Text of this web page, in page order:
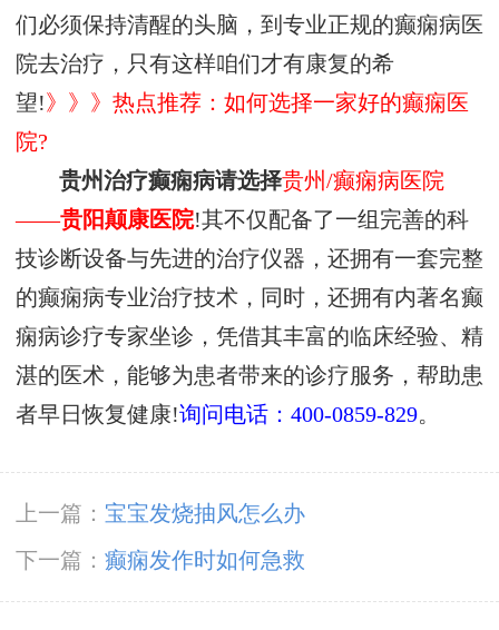
们必须保持清醒的头脑，到专业正规的癫痫病医
院去治疗，只有这样咱们才有康复的希
望!》》》热点推荐：如何选择一家好的癫痫医
院?
贵州治疗癫痫病请选择贵州/癫痫病医院
——贵阳颠康医院!其不仅配备了一组完善的科
技诊断设备与先进的治疗仪器，还拥有一套完整
的癫痫病专业治疗技术，同时，还拥有内著名癫
痫病诊疗专家坐诊，凭借其丰富的临床经验、精
湛的医术，能够为患者带来的诊疗服务，帮助患
者早日恢复健康!询问电话：400-0859-829。
上一篇： 宝宝发烧抽风怎么办
下一篇： 癫痫发作时如何急救